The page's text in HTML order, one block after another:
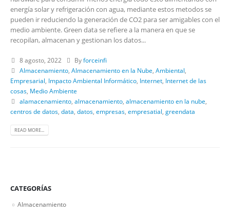
energía solar y refrigeración con agua, mediante estos metodos se
pueden ir reduciendo la generación de CO2 para ser amigables con el
medio ambiente.Green data se refiere a la manera en que se
recopilan, almacenan y gestionan los datos...
8 agosto, 2022 Byforceinfi
Almacenamiento, Almacenamiento en la Nube Ambiental
Empresarial Impacto Ambiental Informático Internet Internet de las
cosas Medio Ambiente
alamacenamiento, almacenamiento, almacenamiento en la nube
centros de datos data datos empresas empresatial greendata
READ MORE...
CATEGORÍAS
Almacenamiento